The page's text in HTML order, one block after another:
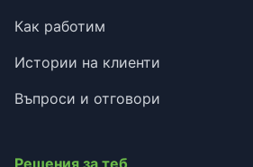
Как работим
Истории на клиенти
Въпроси и отговори
Решения за теб